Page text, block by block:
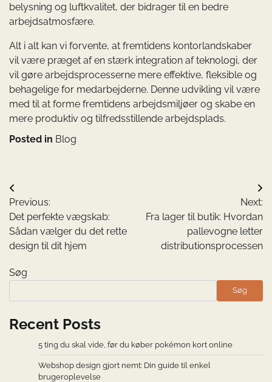
belysning og luftkvalitet, der bidrager til en bedre
arbejdsatmosfære.
Alt i alt kan vi forvente, at fremtidens kontorlandskaber
vil være præget af en stærk integration af teknologi, der
vil gøre arbejdsprocesserne mere effektive, fleksible og
behagelige for medarbejderne. Denne udvikling vil være
med til at forme fremtidens arbejdsmiljøer og skabe en
mere produktiv og tilfredsstillende arbejdsplads.
Posted in Blog
Indlægsnavigation
Previous:
Det perfekte vægskab:
Sådan vælger du det rette
design til dit hjem
Next:
Fra lager til butik: Hvordan
pallevogne letter
distributionsprocessen
Søg
Søg
Recent Posts
5 ting du skal vide, før du køber pokémon kort online
Webshop design gjort nemt: Din guide til enkel
brugeroplevelse